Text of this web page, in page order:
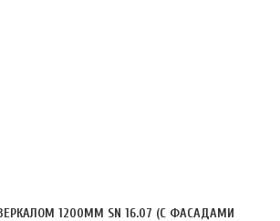
1200ММ SN 16.07 (С ФАСАДАМИ